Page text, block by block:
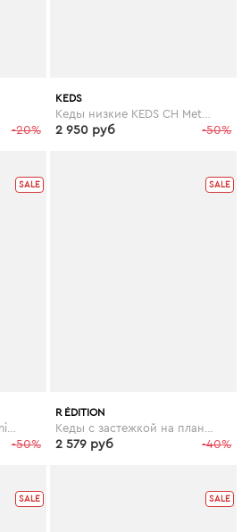
-20%
KEDS
Кеды низкие KEDS CH Metallic Leather
-50%
2 950 руб
SALE
-50%
SALE
R ÉDITION
-40%
2 579 руб
SALE SALE